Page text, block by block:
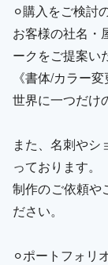
⚪︎購入をご検討
お客様の社名・
ークをご提案い
《書体/カラー
世界に一つだけ
また、名刺やシ
っております。
制作のご依頼や
ださい。
⚪︎ポートフォリ